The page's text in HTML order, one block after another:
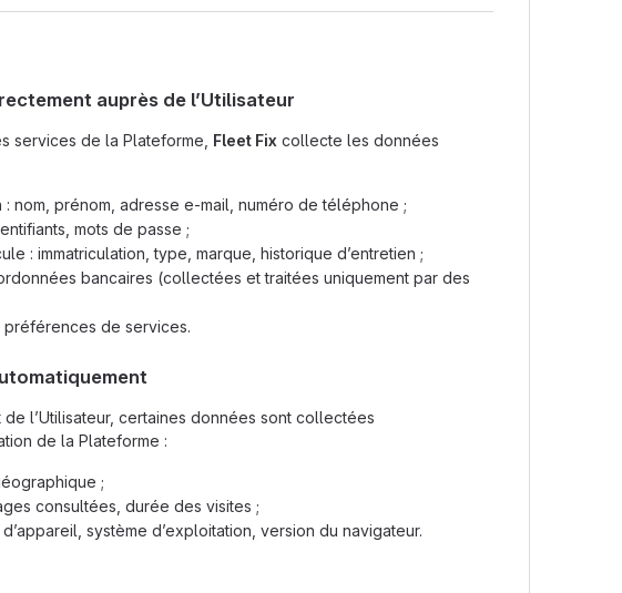
auprès de l’Utilisateur
services de la Plateforme, Fleet Fix collecte les données
: nom, prénom, adresse e-mail, numéro de téléphone ;
mots de passe ;
: immatriculation, type, marque, historique d’entretien ;
bancaires (collectées et traitées uniquement par des
de services.
l’Utilisateur, certaines données sont collectées
de la Plateforme :
;
consultées, durée des visites ;
système d’exploitation, version du navigateur.